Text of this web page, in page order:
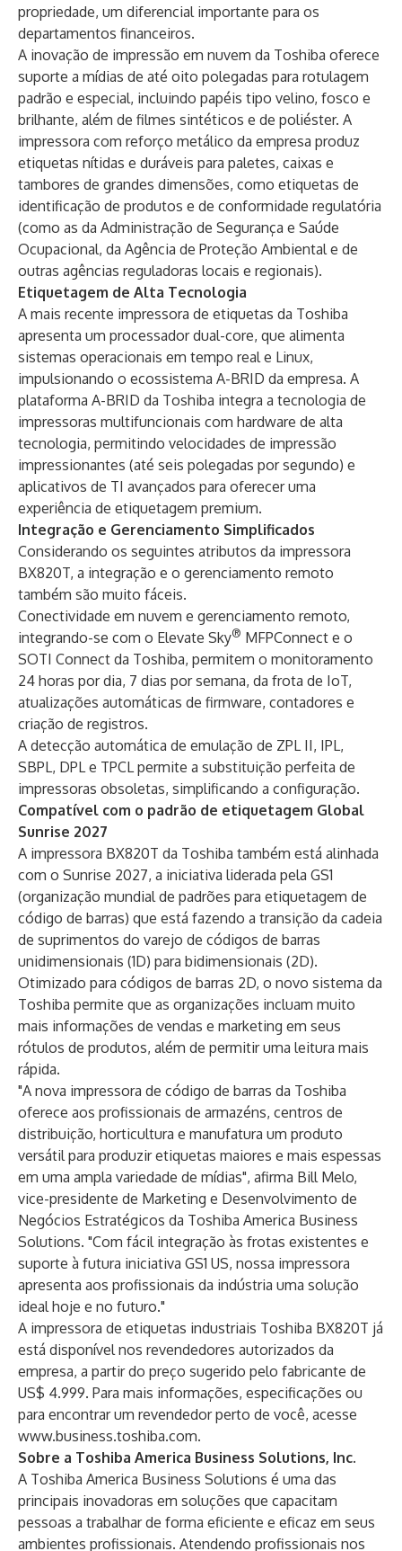
propriedade, um diferencial importante para os
departamentos financeiros.
A inovação de impressão em nuvem da Toshiba oferece
suporte a mídias de até oito polegadas para rotulagem
padrão e especial, incluindo papéis tipo velino, fosco e
brilhante, além de filmes sintéticos e de poliéster. A
impressora com reforço metálico da empresa produz
etiquetas nítidas e duráveis ​​para paletes, caixas e
tambores de grandes dimensões, como etiquetas de
identificação de produtos e de conformidade regulatória
(como as da Administração de Segurança e Saúde
Ocupacional, da Agência de Proteção Ambiental e de
outras agências reguladoras locais e regionais).
Etiquetagem de Alta Tecnologia
A mais recente impressora de etiquetas da Toshiba
apresenta um processador dual-core, que alimenta
sistemas operacionais em tempo real e Linux,
impulsionando o ecossistema A-BRID da empresa. A
plataforma A-BRID da Toshiba integra a tecnologia de
impressoras multifuncionais com hardware de alta
tecnologia, permitindo velocidades de impressão
impressionantes (até seis polegadas por segundo) e
aplicativos de TI avançados para oferecer uma
experiência de etiquetagem premium.
Integração e Gerenciamento Simplificados
Considerando os seguintes atributos da impressora
BX820T, a integração e o gerenciamento remoto
também são muito fáceis.
Conectividade em nuvem e gerenciamento remoto,
integrando-se com o Elevate Sky® MFPConnect e o
SOTI Connect da Toshiba, permitem o monitoramento
24 horas por dia, 7 dias por semana, da frota de IoT,
atualizações automáticas de firmware, contadores e
criação de registros.
A detecção automática de emulação de ZPL II, IPL,
SBPL, DPL e TPCL permite a substituição perfeita de
impressoras obsoletas, simplificando a configuração.
Compatível com o padrão de etiquetagem Global
Sunrise 2027
A impressora BX820T da Toshiba também está alinhada
com o Sunrise 2027, a iniciativa liderada pela GS1
(organização mundial de padrões para etiquetagem de
código de barras) que está fazendo a transição da cadeia
de suprimentos do varejo de códigos de barras
unidimensionais (1D) para bidimensionais (2D).
Otimizado para códigos de barras 2D, o novo sistema da
Toshiba permite que as organizações incluam muito
mais informações de vendas e marketing em seus
rótulos de produtos, além de permitir uma leitura mais
rápida.
"A nova impressora de código de barras da Toshiba
oferece aos profissionais de armazéns, centros de
distribuição, horticultura e manufatura um produto
versátil para produzir etiquetas maiores e mais espessas
em uma ampla variedade de mídias", afirma Bill Melo,
vice-presidente de Marketing e Desenvolvimento de
Negócios Estratégicos da Toshiba America Business
Solutions. "Com fácil integração às frotas existentes e
suporte à futura iniciativa GS1 US, nossa impressora
apresenta aos profissionais da indústria uma solução
ideal hoje e no futuro."
A impressora de etiquetas industriais Toshiba BX820T já
está disponível nos revendedores autorizados da
empresa, a partir do preço sugerido pelo fabricante de
US$ 4.999. Para mais informações, especificações ou
para encontrar um revendedor perto de você, acesse
www.business.toshiba.com.
Sobre a Toshiba America Business Solutions, Inc.
A Toshiba America Business Solutions é uma das
principais inovadoras em soluções que capacitam
pessoas a trabalhar de forma eficiente e eficaz em seus
ambientes profissionais. Atendendo profissionais nos